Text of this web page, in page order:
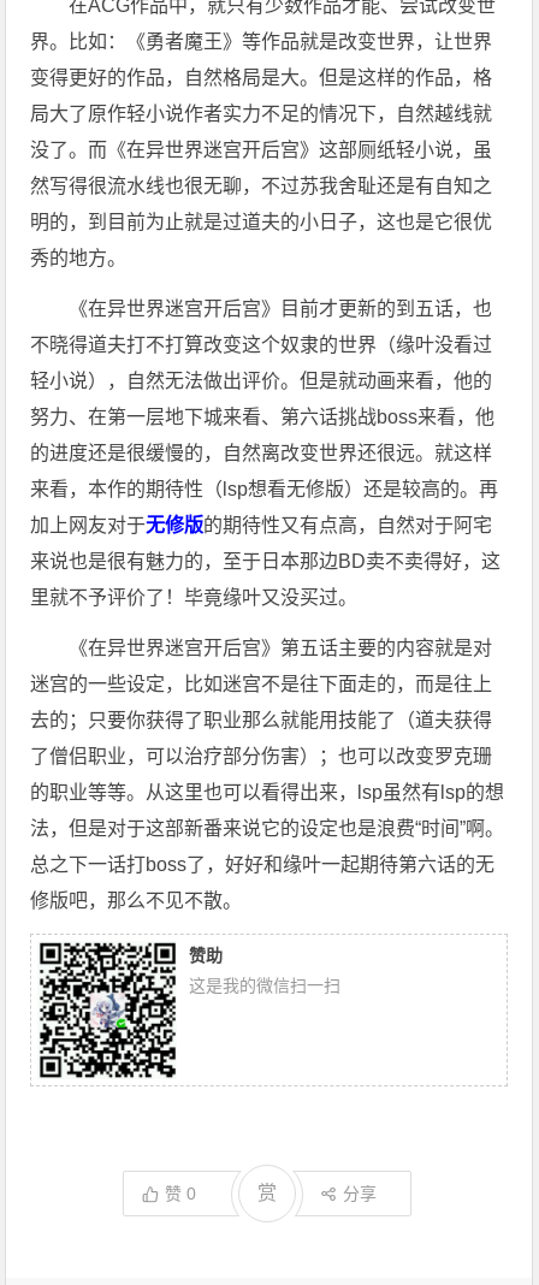
在ACG作品中，就只有少数作品才能、尝试改变世
界。比如：《勇者魔王》等作品就是改变世界，让世界
变得更好的作品，自然格局是大。但是这样的作品，格
局大了原作轻小说作者实力不足的情况下，自然越线就
没了。而《在异世界迷宫开后宫》这部厕纸轻小说，虽
然写得很流水线也很无聊，不过苏我舍耻还是有自知之
明的，到目前为止就是过道夫的小日子，这也是它很优
秀的地方。
《在异世界迷宫开后宫》目前才更新的到五话，也
不晓得道夫打不打算改变这个奴隶的世界（缘叶没看过
轻小说），自然无法做出评价。但是就动画来看，他的
努力、在第一层地下城来看、第六话挑战boss来看，他
的进度还是很缓慢的，自然离改变世界还很远。就这样
来看，本作的期待性（lsp想看无修版）还是较高的。再
加上网友对于无修版的期待性又有点高，自然对于阿宅
来说也是很有魅力的，至于日本那边BD卖不卖得好，这
里就不予评价了！毕竟缘叶又没买过。
《在异世界迷宫开后宫》第五话主要的内容就是对
迷宫的一些设定，比如迷宫不是往下面走的，而是往上
去的；只要你获得了职业那么就能用技能了（道夫获得
了僧侣职业，可以治疗部分伤害）；也可以改变罗克珊
的职业等等。从这里也可以看得出来，lsp虽然有lsp的想
法，但是对于这部新番来说它的设定也是浪费“时间”啊。
总之下一话打boss了，好好和缘叶一起期待第六话的无
修版吧，那么不见不散。
赞助
这是我的微信扫一扫
赞0 赏 分享